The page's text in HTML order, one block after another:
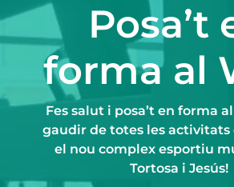
Posa’t
forma al
Fes salut i posa’t en forma
gaudir de totes les
el nou complex esportiu
Tortosa i Jesús!